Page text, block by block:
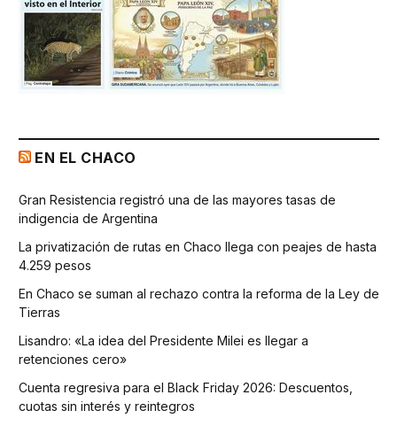
EN EL CHACO
Gran Resistencia registró una de las mayores tasas de
indigencia de Argentina
La privatización de rutas en Chaco llega con peajes de hasta
4.259 pesos
En Chaco se suman al rechazo contra la reforma de la Ley de
Tierras
Lisandro: «La idea del Presidente Milei es llegar a
retenciones cero»
Cuenta regresiva para el Black Friday 2026: Descuentos,
cuotas sin interés y reintegros